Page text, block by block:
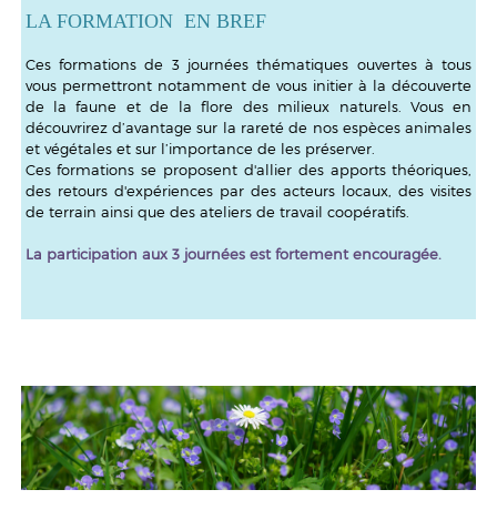
LA FORMATION EN BREF
Ces formations de 3 journées thématiques ouvertes à tous
vous permettront notamment de vous initier à la découverte
de la faune et de la flore des milieux naturels. Vous en
découvrirez d’avantage sur la rareté de nos espèces animales
et végétales et sur l’importance de les préserver.
Ces formations se proposent d'allier des apports théoriques,
des retours d'expériences par des acteurs locaux, des visites
de terrain ainsi que des ateliers de travail coopératifs.
La participation aux 3 journées est fortement encouragée.